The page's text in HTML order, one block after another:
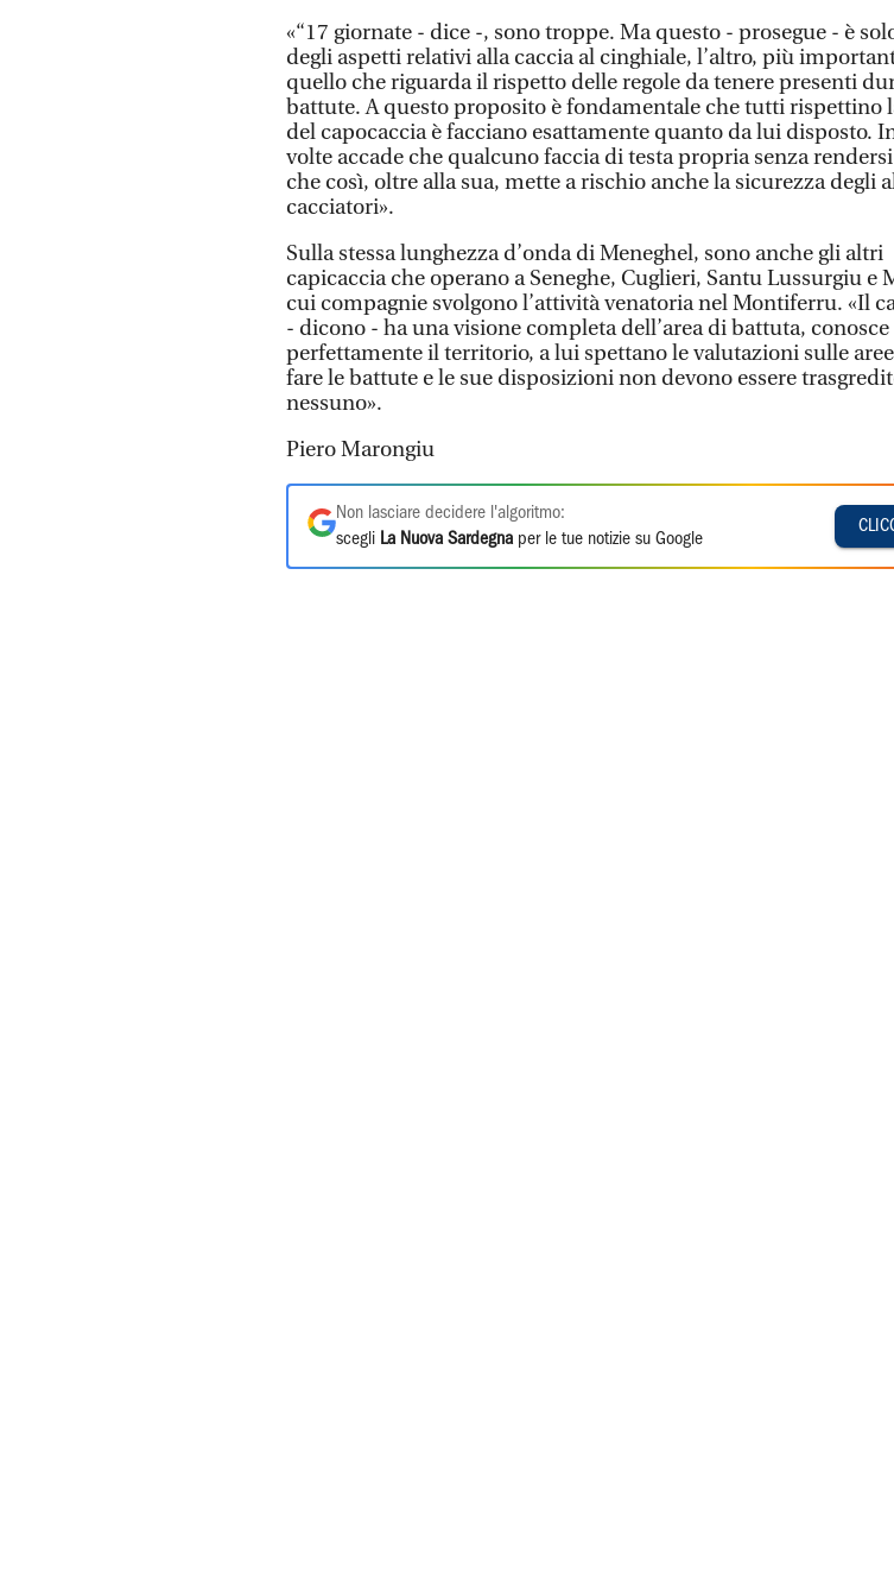
«“17 giornate - dice -, sono troppe. Ma questo - prosegue - è
degli aspetti relativi alla caccia al cinghiale, l’altro, più
quello che riguarda il rispetto delle regole da tenere presenti
battute. A questo proposito è fondamentale che tutti rispettino
del capocaccia è facciano esattamente quanto da lui disposto.
volte accade che qualcuno faccia di testa propria senza
che così, oltre alla sua, mette a rischio anche la sicurezza degli
cacciatori».
Sulla stessa lunghezza d’onda di Meneghel, sono anche gli altri
capicaccia che operano a Seneghe, Cuglieri, Santu Lussurgiu e
cui compagnie svolgono l’attività venatoria nel Montiferru. «Il
- dicono - ha una visione completa dell’area di battuta, conosce
perfettamente il territorio, a lui spettano le valutazioni sulle
fare le battute e le sue disposizioni non devono essere
nessuno».
Piero Marongiu
Non lasciare decidere l'algoritmo:
scegli La Nuova Sardegna per le tue notizie su Google